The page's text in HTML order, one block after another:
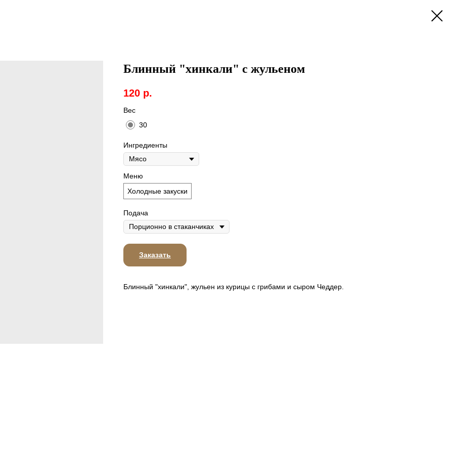
Блинный "хинкали" с жульеном
120 р.
Вес
30
Ингредиенты
Меню
Холодные закуски
Подача
Заказать
Блинный "хинкали", жульен из курицы с грибами и сыром Чеддер.